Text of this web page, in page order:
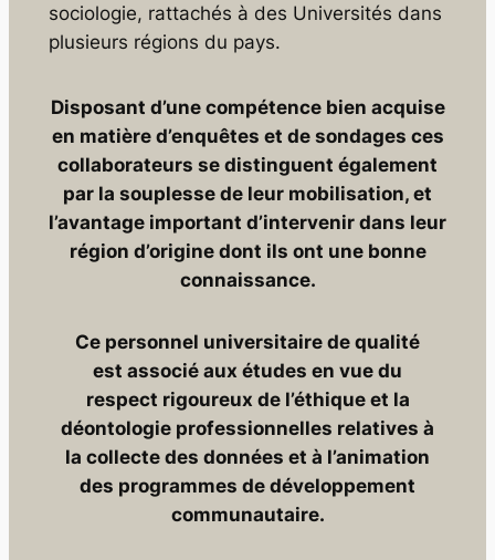
sociologie, rattachés à des Universités dans
plusieurs régions du pays.
Disposant d’une compétence bien acquise
en matière d’enquêtes et de sondages ces
collaborateurs se distinguent également
par la souplesse de leur mobilisation, et
l’avantage important d’intervenir dans leur
région d’origine dont ils ont une bonne
connaissance.
Ce personnel universitaire de qualité
est associé aux études en vue du
respect rigoureux de l’éthique et la
déontologie professionnelles relatives à
la collecte des données et à l’animation
des programmes de développement
communautaire.